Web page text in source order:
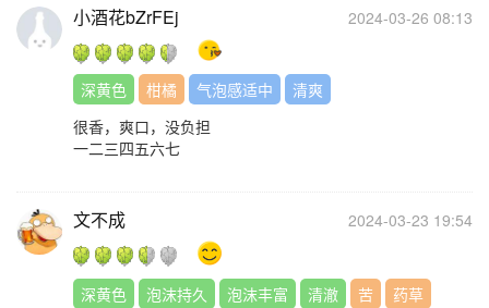
小酒花bZrFEj 2024-03-26 08:13
深黄色 柑橘 气泡感适中
清爽
很香，爽口，没负担
一二三四五六七
文不成 2024-03-23 19:54
深黄色 泡沫持久 泡沫丰富 清澈 苦
药草